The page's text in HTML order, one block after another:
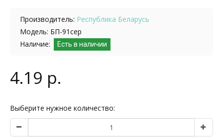
Производитель: Республика Беларусь
Модель: БП-91сер
Наличие:
Есть в наличии
4.19 р.
Выберите нужное количество: